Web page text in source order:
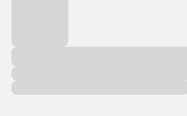
aplikaci šamponu a